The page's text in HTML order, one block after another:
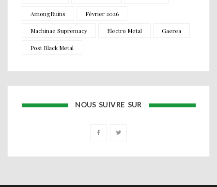
AmongRuins Février 2026
Machinae Supremacy Electro Metal Gaerea
Post Black Metal
NOUS SUIVRE SUR